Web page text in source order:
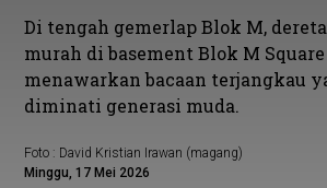
Di tengah gemerlap Blok M,
murah di basement Blok M
menawarkan bacaan terjangkau
diminati generasi muda.
Foto : David Kristian Irawan (magang)
Minggu, 17 Mei 2026